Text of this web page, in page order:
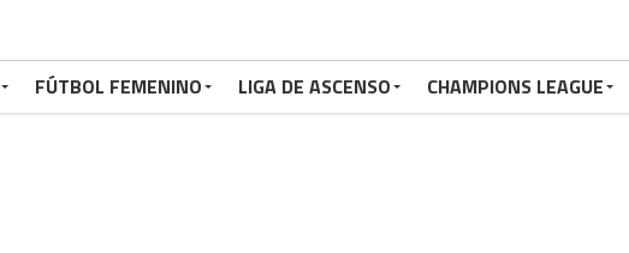
FÚTBOL FEMENINO LIGA DE ASCENSO CHAMPIONS LEAGUE